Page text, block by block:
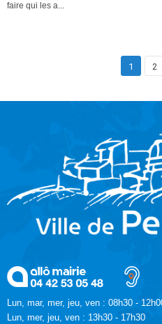
faire qui les a...
1 2
Lun, mar, mer, jeu, ven : 08h30 -
Lun, mer, jeu, ven : 13h30 - 17h30